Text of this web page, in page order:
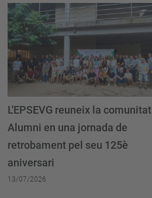
L'EPSEVG reuneix la comunitat
Alumni en una jornada de
retrobament pel seu 125è
aniversari
13/07/2026